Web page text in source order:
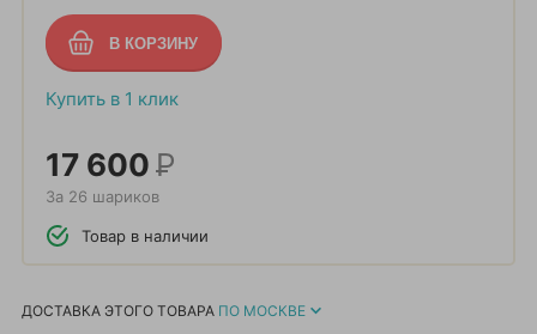
Купить в 1 клик
17 600Р
За 26 шариков
Товар в наличии
ДОСТАВКА ЭТОГО ТОВАРА ПО МОСКВЕ